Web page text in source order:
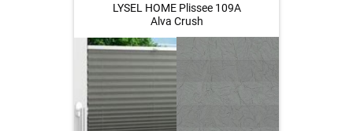
LYSEL HOME Plissee 109A
Alva Crush